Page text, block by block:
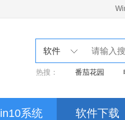
软件
热搜： 番茄花园
系统 软件下载